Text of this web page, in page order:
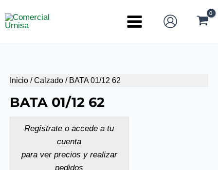
al
Main
Inicio /Calzado / BATA 01/12 62
BATA 01/12 62
Regístrate o accede a tu
cuenta
para ver precios y realizar
pedidos